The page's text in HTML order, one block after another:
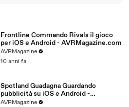
Frontline Commando Rivals il gioco
per iOS e Android - AVRMagazine.com
AVRMagazine
10 anni fa
Spotland Guadagna Guardando
pubblicità su iOS e Android -
AVRMagazine.com
AVRMagazine